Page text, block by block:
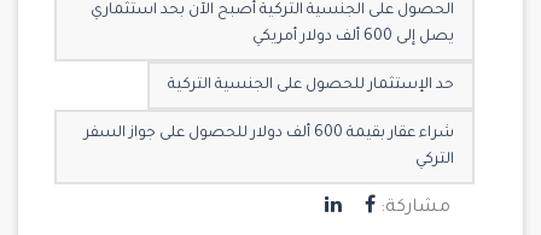
الحصول على الجنسية التركية أصبح الآن بحد استثماري
يصل إلى 600 ألف دولار أمريكي
حد الإستثمار للحصول على الجنسية التركية
شراء عقار بقيمة 600 ألف دولار للحصول على جواز السفر
التركي
مشاركة: